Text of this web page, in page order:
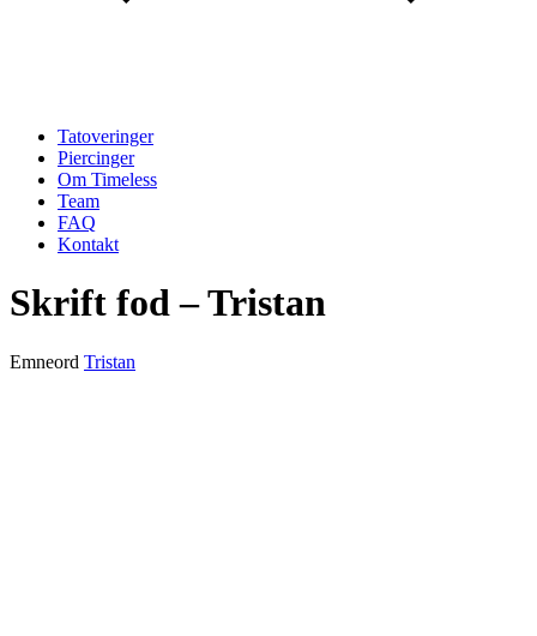
Tatoveringer
Piercinger
Om Timeless
Team
FAQ
Kontakt
Skrift fod – Tristan
Emneord Tristan